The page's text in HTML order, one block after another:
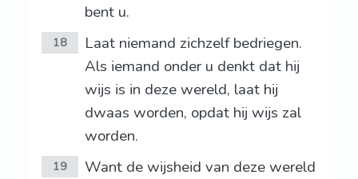
bent u.
18
Laat niemand zichzelf bedriegen.
Als iemand onder u denkt dat hij
wijs is in deze wereld, laat hij
dwaas worden, opdat hij wijs zal
worden.
19
Want de wijsheid van deze wereld